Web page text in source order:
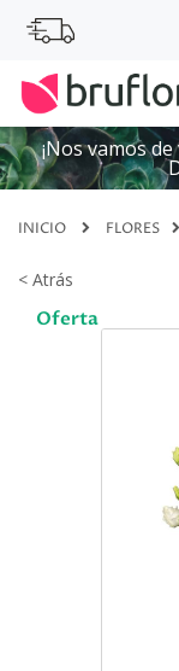
¡Nos vamos
INICIO FLORES
< Atrás
Oferta